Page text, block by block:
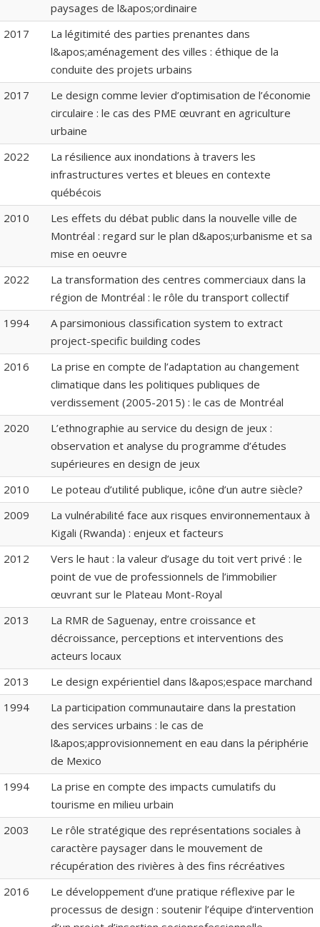
paysages de l&apos;ordinaire
2017
La légitimité des parties prenantes dans
l&apos;aménagement des villes : éthique de la
conduite des projets urbains
2017
Le design comme levier d’optimisation de l’économie
circulaire : le cas des PME œuvrant en agriculture
urbaine
2022
La résilience aux inondations à travers les
infrastructures vertes et bleues en contexte
québécois
2010
Les effets du débat public dans la nouvelle ville de
Montréal : regard sur le plan d&apos;urbanisme et sa
mise en oeuvre
2022
La transformation des centres commerciaux dans la
région de Montréal : le rôle du transport collectif
1994
A parsimonious classification system to extract
project-specific building codes
2016
La prise en compte de l’adaptation au changement
climatique dans les politiques publiques de
verdissement (2005-2015) : le cas de Montréal
2020
L’ethnographie au service du design de jeux :
observation et analyse du programme d’études
supérieures en design de jeux
2010
Le poteau d’utilité publique, icône d’un autre siècle?
2009
La vulnérabilité face aux risques environnementaux à
Kigali (Rwanda) : enjeux et facteurs
2012
Vers le haut : la valeur d’usage du toit vert privé : le
point de vue de professionnels de l’immobilier
œuvrant sur le Plateau Mont-Royal
2013
La RMR de Saguenay, entre croissance et
décroissance, perceptions et interventions des
acteurs locaux
2013
Le design expérientiel dans l&apos;espace marchand
1994
La participation communautaire dans la prestation
des services urbains : le cas de
l&apos;approvisionnement en eau dans la périphérie
de Mexico
1994
La prise en compte des impacts cumulatifs du
tourisme en milieu urbain
2003
Le rôle stratégique des représentations sociales à
caractère paysager dans le mouvement de
récupération des rivières à des fins récréatives
2016
Le développement d’une pratique réflexive par le
processus de design : soutenir l’équipe d’intervention